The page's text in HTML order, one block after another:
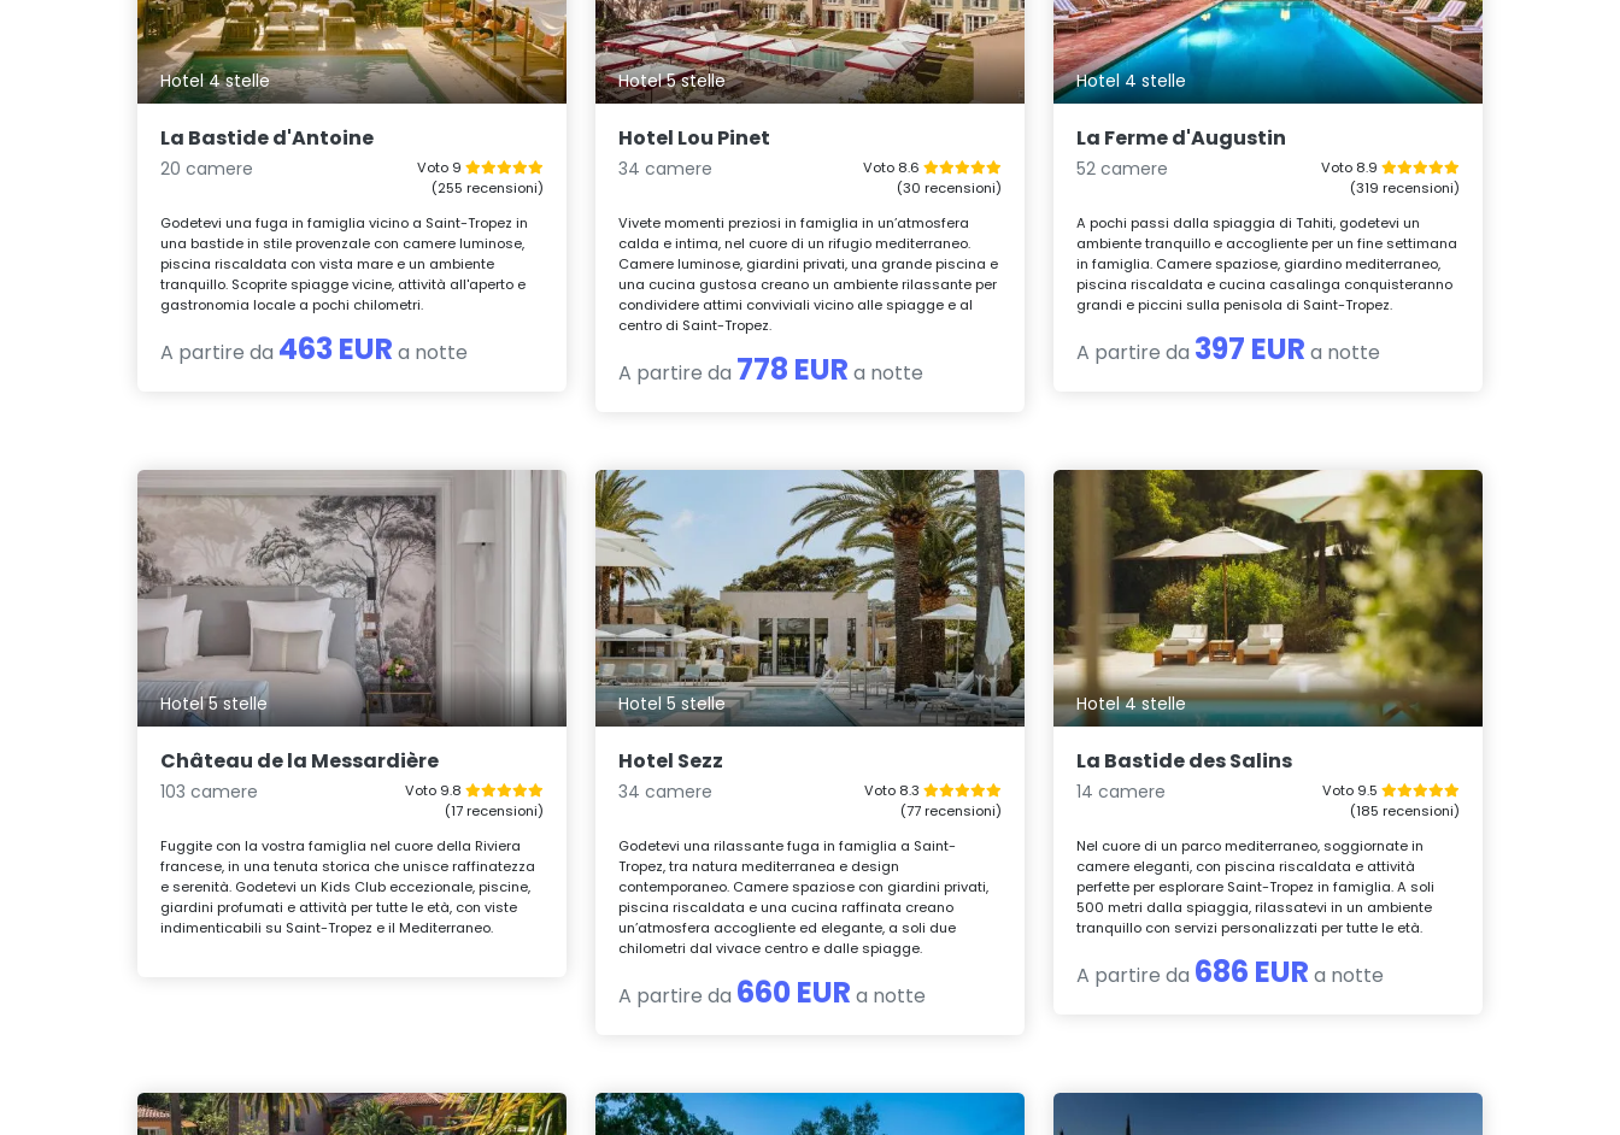
Hotel 4 stelle
La Bastide d'Antoine
20 camere
Voto 9
(255 recensioni)
Godetevi una fuga in famiglia vicino a Saint-Tropez in
una bastide in stile provenzale con camere luminose,
piscina riscaldata con vista mare e un ambiente
tranquillo. Scoprite spiagge vicine, attività all'aperto e
gastronomia locale a pochi chilometri.
A partire da 463 EUR a notte
Hotel 5 stelle
Hotel Lou Pinet
34 camere
Voto 8.6
(30 recensioni)
Vivete momenti preziosi in famiglia in un’atmosfera
calda e intima, nel cuore di un rifugio mediterraneo.
Camere luminose, giardini privati, una grande piscina e
una cucina gustosa creano un ambiente rilassante per
condividere attimi conviviali vicino alle spiagge e al
centro di Saint-Tropez.
A partire da 778 EUR a notte
Hotel 4 stelle
La Ferme d'Augustin
52 camere
Voto 8.9
(319 recensioni)
A pochi passi dalla spiaggia di Tahiti, godetevi un
ambiente tranquillo e accogliente per un fine settimana
in famiglia. Camere spaziose, giardino mediterraneo,
piscina riscaldata e cucina casalinga conquisteranno
grandi e piccini sulla penisola di Saint-Tropez.
A partire da 397 EUR a notte
Hotel 5 stelle
Château de la Messardière
103 camere
Voto 9.8
(17 recensioni)
Fuggite con la vostra famiglia nel cuore della Riviera
francese, in una tenuta storica che unisce raffinatezza
e serenità. Godetevi un Kids Club eccezionale, piscine,
giardini profumati e attività per tutte le età, con viste
indimenticabili su Saint-Tropez e il Mediterraneo.
Hotel 5 stelle
Hotel Sezz
34 camere
Voto 8.3
(77 recensioni)
Godetevi una rilassante fuga in famiglia a Saint-
Tropez, tra natura mediterranea e design
contemporaneo. Camere spaziose con giardini privati,
piscina riscaldata e una cucina raffinata creano
un’atmosfera accogliente ed elegante, a soli due
chilometri dal vivace centro e dalle spiagge.
A partire da 660 EUR a notte
Hotel 4 stelle
La Bastide des Salins
14 camere
Voto 9.5
(185 recensioni)
Nel cuore di un parco mediterraneo, soggiornate in
camere eleganti, con piscina riscaldata e attività
perfette per esplorare Saint-Tropez in famiglia. A soli
500 metri dalla spiaggia, rilassatevi in un ambiente
tranquillo con servizi personalizzati per tutte le età.
A partire da 686 EUR a notte